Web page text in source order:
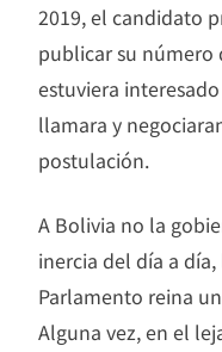
2019, el candidato
publicar su número
estuviera
llamara y
postulación.
A Bolivia no la
inercia del día a
Parlamento reina
Alguna vez, en el